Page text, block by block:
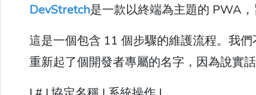
DevStretch是一款以終端為主題的 PWA，
這是一個包含 11 個步驟的維護流程。我
重新起了個開發者專屬的名字，因為說實